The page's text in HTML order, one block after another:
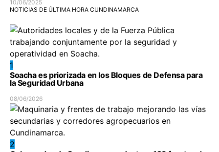
10/06/2025
NOTICIAS DE ÚLTIMA HORA CUNDINAMARCA
1
Soacha es priorizada en los Bloques de Defensa para
la Seguridad Urbana
08/06/2026
2